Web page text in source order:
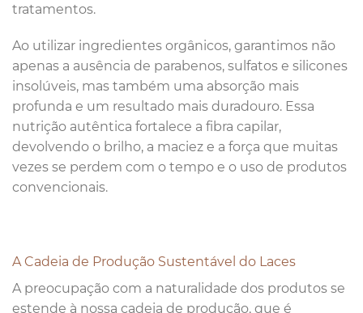
tratamentos.
Ao utilizar ingredientes orgânicos, garantimos não
apenas a ausência de parabenos, sulfatos e silicones
insolúveis, mas também uma absorção mais
profunda e um resultado mais duradouro. Essa
nutrição autêntica fortalece a fibra capilar,
devolvendo o brilho, a maciez e a força que muitas
vezes se perdem com o tempo e o uso de produtos
convencionais.
A Cadeia de Produção Sustentável do Laces
A preocupação com a naturalidade dos produtos se
estende à nossa cadeia de produção, que é